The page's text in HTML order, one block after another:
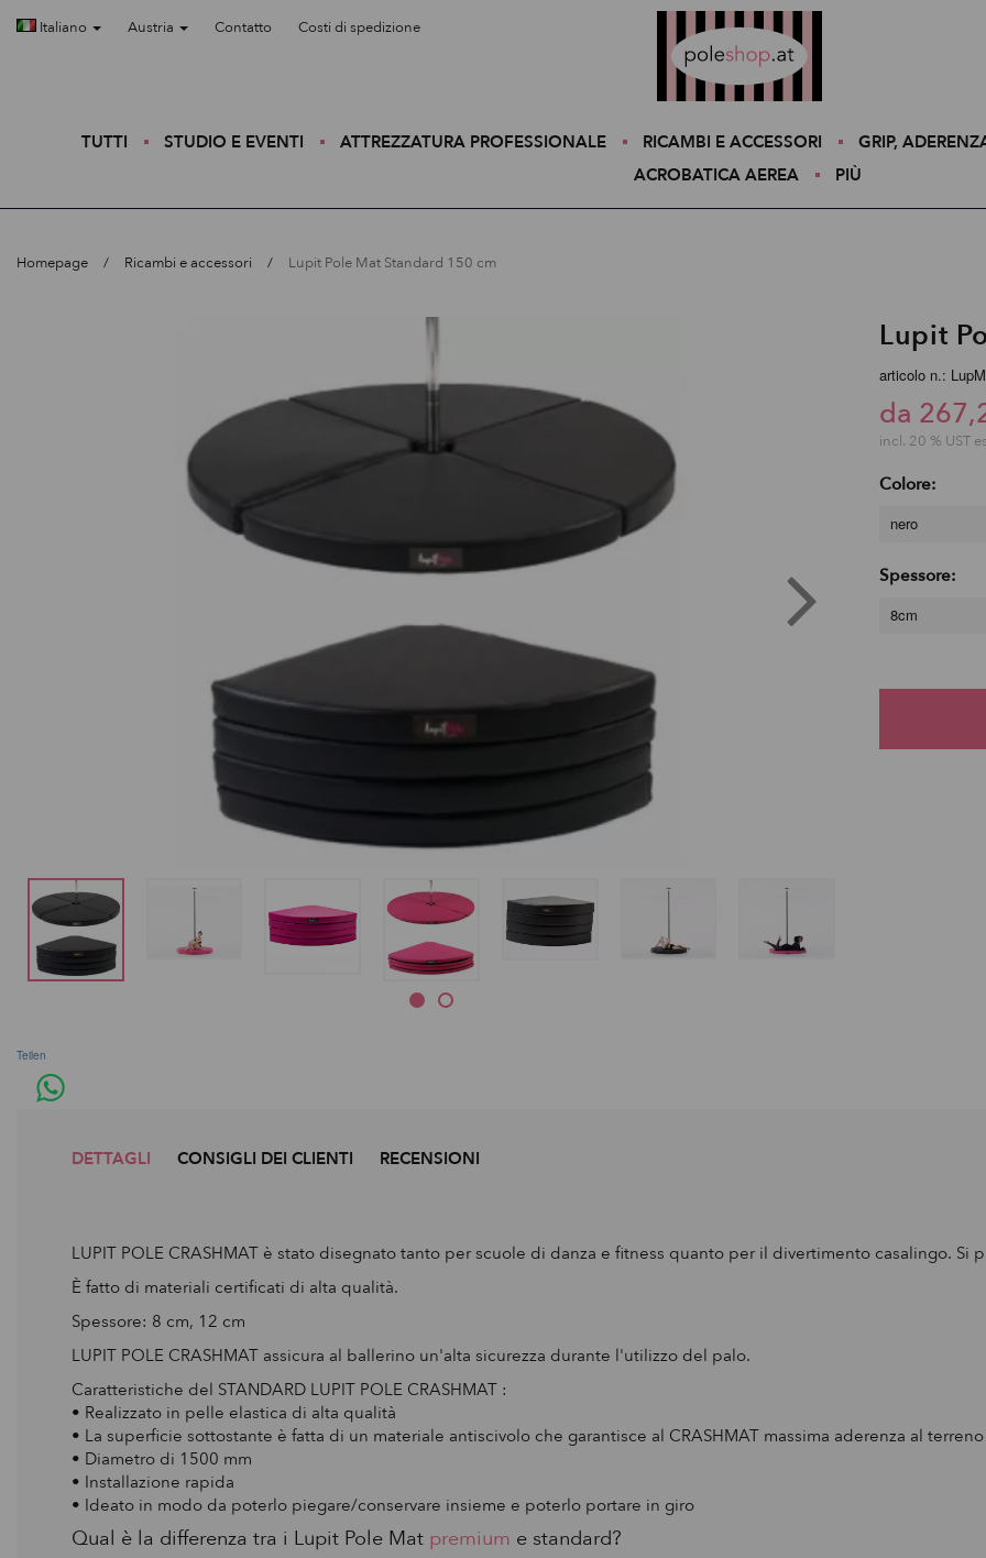
Italiano Austria Contatto Costi di spedizione
TUTTI STUDIO E EVENTI ATTREZZATURA PROFESSIONALE RICAMBI E ACCESSORI
GRIP,
ACROBATICA AEREA
PIÙ
Homepage Ricambi e accessori Lupit Pole Mat Standard 150 cm
Lupit
articolo n.:
da
incl. 20 % UST
Colore:
nero
Spessore:
8cm
Teilen
DETTAGLI CONSIGLI DEI CLIENTI RECENSIONI
LUPIT POLE CRASHMAT è stato disegnato tanto per scuole di danza e fitness quanto per il divertimento casalingo.
È fatto di materiali certificati di alta qualità.
Spessore: 8 cm, 12 cm
LUPIT POLE CRASHMAT assicura al ballerino un'alta sicurezza durante l'utilizzo del palo.
Caratteristiche del STANDARD LUPIT POLE CRASHMAT :
• Realizzato in pelle elastica di alta qualità
• La superficie sottostante è fatta di un materiale antiscivolo che garantisce al CRASHMAT massima aderenza al
• Diametro di 1500 mm
• Installazione rapida
• Ideato in modo da poterlo piegare/conservare insieme e poterlo portare in giro
Qual è la differenza tra i Lupit Pole Mat premium e standard?